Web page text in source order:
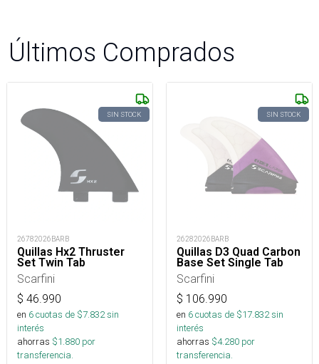
Últimos Comprados
SIN STOCK
26782026BARB
Quillas Hx2 Thruster
Set Twin Tab
Scarfini
$ 46.990
en 6cuotas de $7.832sin
interés
ahorras $1.880 por
transferencia.
SIN STOCK
26282026BARB
Quillas D3 Quad Carbon
Base Set Single Tab
Scarfini
$ 106.990
en 6cuotas de $17.832sin
interés
ahorras $4.280 por
transferencia.